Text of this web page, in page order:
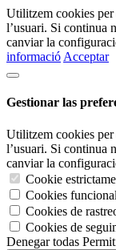
Utilitzem cookies per
l’usuari. Si continua
canviar la
informació Acceptar
Gestionar las
Utilitzem cookies per
l’usuari. Si continua
canviar la
Cookie
Cookies
Cookies de
Cookies de
Denegar todas